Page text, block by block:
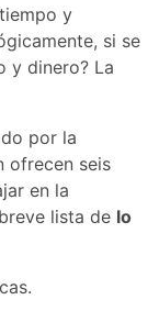
y
si se
y dinero? La
por la
ofrecen seis
en la
lista de lo